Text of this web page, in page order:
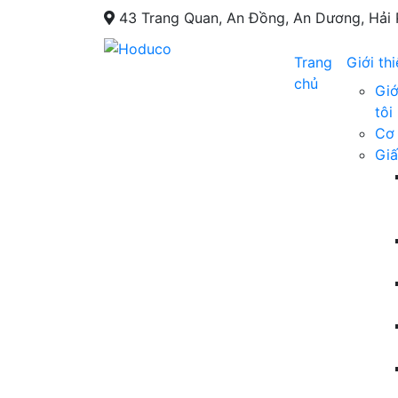
43 Trang Quan, An Đồng, An Dương, Hải
Trang
chủ
Giới
tôi